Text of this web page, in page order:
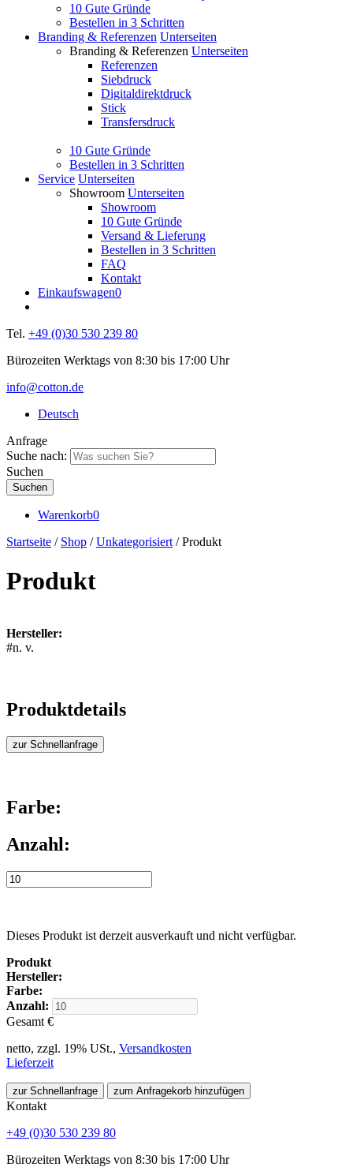
10 Gute Gründe
Bestellen in 3 Schritten
Branding & Referenzen Unterseiten
Branding & Referenzen Unterseiten
Referenzen
Siebdruck
Digitaldirektdruck
Stick
Transfersdruck
10 Gute Gründe
Bestellen in 3 Schritten
Service Unterseiten
Showroom Unterseiten
Showroom
10 Gute Gründe
Versand & Lieferung
Bestellen in 3 Schritten
FAQ
Kontakt
Einkaufswagen0
Tel. +49 (0)30 530 239 80
Bürozeiten Werktags von 8:30 bis 17:00 Uhr
info@cotton.de
Deutsch
Anfrage
Suche nach:
Suchen
Warenkorb0
Startseite / Shop /Unkategorisiert/ Produkt
Produkt
Hersteller:
#n. v.
Produktdetails
zur Schnellanfrage
Farbe:
Anzahl:
Dieses Produkt ist derzeit ausverkauft und nicht verfügbar.
Produkt
Hersteller:
Farbe:
Anzahl:
Gesamt €
netto, zzgl. 19% USt., Versandkosten
Lieferzeit
zur Schnellanfrage zum Anfragekorb hinzufügen
Kontakt
+49 (0)30 530 239 80
Bürozeiten Werktags von 8:30 bis 17:00 Uhr